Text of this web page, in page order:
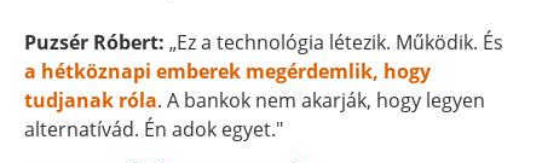
Puzsér Róbert: „Ez a technológia létezik. Működik. És
a hétköznapi emberek megérdemlik, hogy
tudjanak róla. A bankok nem akarják, hogy legyen
alternatívád. Én adok egyet."